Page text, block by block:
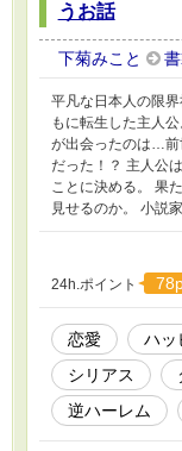
うお話
下菊みこと
平凡な日本人の限
もに転生した主人
が出会ったのは…前
だった！？ 主人公
ことに決める。 果
見せるのか。 小説
24h.ポイント
恋愛 ハッ
シリアス
逆ハーレム